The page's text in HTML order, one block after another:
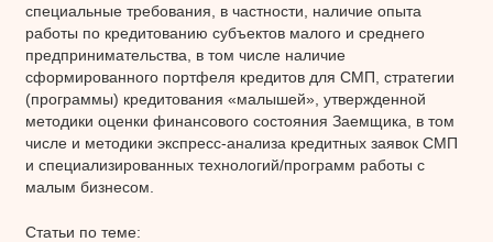
специальные требования, в частности, наличие опыта
работы по кредитованию субъектов малого и среднего
предпринимательства, в том числе наличие
сформированного портфеля кредитов для СМП, стратегии
(программы) кредитования «малышей», утвержденной
методики оценки финансового состояния Заемщика, в том
числе и методики экспресс-анализа кредитных заявок СМП
и специализированных технологий/программ работы с
малым бизнесом.
Статьи по теме: